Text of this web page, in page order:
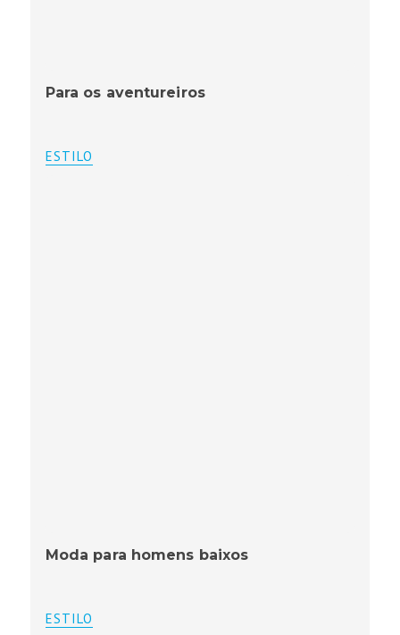
Para os aventureiros
ESTILO
Moda para homens baixos
ESTILO